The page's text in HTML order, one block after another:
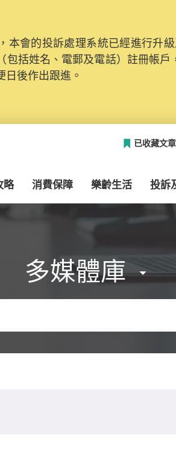
本會的投訴處理系統已經進行升
包括姓名、電郵及電話）註冊帳
後作出跟進。
已收藏文章
略 消費保障 樂齡生活 投訴
多媒體庫